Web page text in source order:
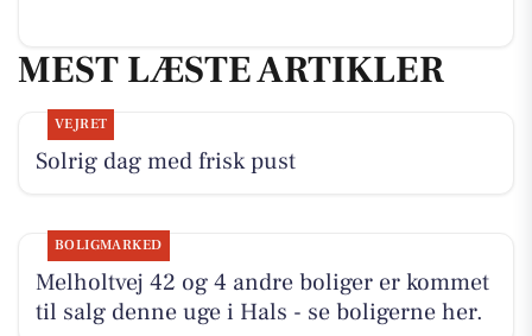
MEST LÆSTE ARTIKLER
VEJRET
Solrig dag med frisk pust
BOLIGMARKED
Melholtvej 42 og 4 andre boliger er kommet
til salg denne uge i Hals - se boligerne her.